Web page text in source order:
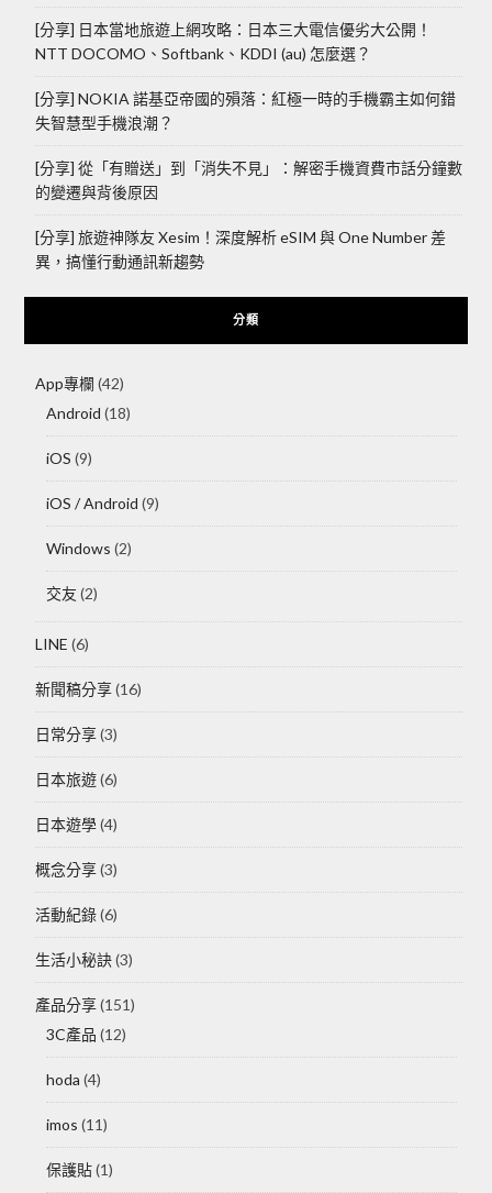
[分享] 日本當地旅遊上網攻略：日本三大電信優劣大公開！
NTT DOCOMO、Softbank、KDDI (au) 怎麼選？
[分享] NOKIA 諾基亞帝國的殞落：紅極一時的手機霸主如何錯
失智慧型手機浪潮？
[分享] 從「有贈送」到「消失不見」：解密手機資費市話分鐘數
的變遷與背後原因
[分享] 旅遊神隊友 Xesim！深度解析 eSIM 與 One Number 差
異，搞懂行動通訊新趨勢
分類
App專欄 (42)
Android (18)
iOS (9)
iOS / Android (9)
Windows (2)
交友 (2)
LINE (6)
新聞稿分享(16)
日常分享(3)
日本旅遊(6)
日本遊學(4)
概念分享(3)
活動紀錄(6)
生活小秘訣(3)
產品分享(151)
3C產品 (12)
hoda (4)
imos (11)
保護貼(1)